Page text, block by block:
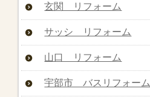
玄関 リフォーム
サッシ リフォーム
山口 リフォーム
宇部市 バスリフォーム